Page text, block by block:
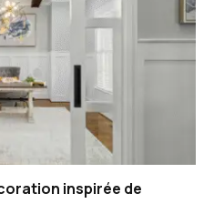
inspirée de